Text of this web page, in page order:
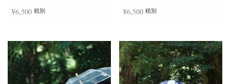
¥6,500 税別 ¥6,500 税別